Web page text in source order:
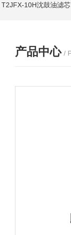
T2JFX-10H沈鼓油滤芯
产品中心 /